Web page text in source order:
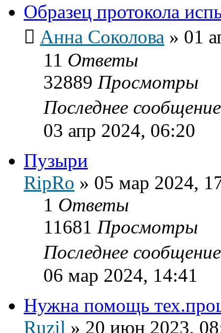
Образец протокола
Анна Соколова » 01
11 Ответы
32889 Просмотры
Последнее
03 апр 2024, 06:20
Пузыри
RipRo » 05 мар 2024,
1 Ответы
11681 Просмотры
Последнее
06 мар 2024, 14:41
Нужна помощь
Ruzil » 20 июн 2023,